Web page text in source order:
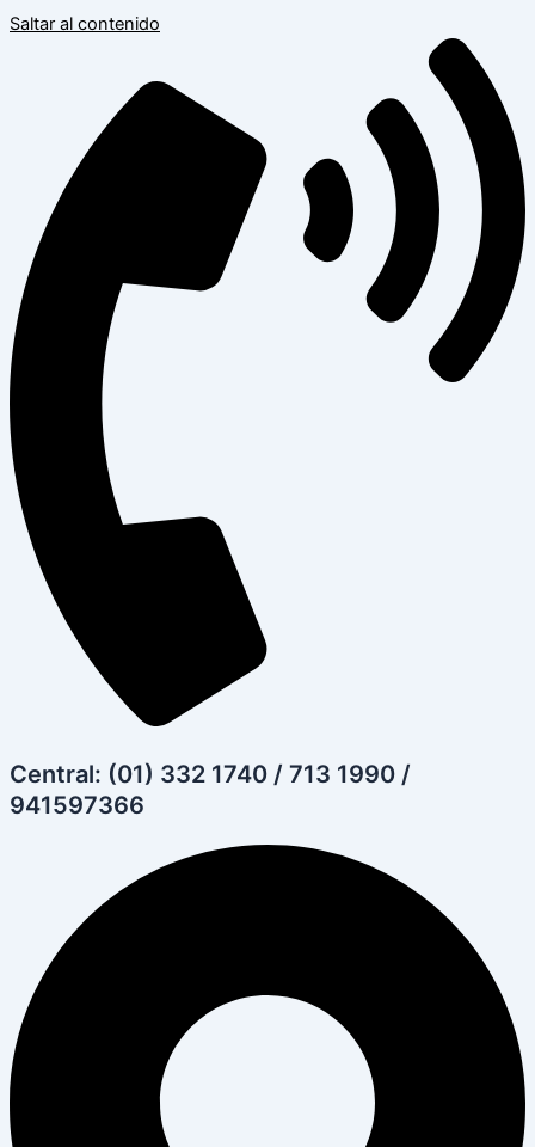
Saltar al contenido
Central: (01) 332 1740 / 713 1990 /
941597366